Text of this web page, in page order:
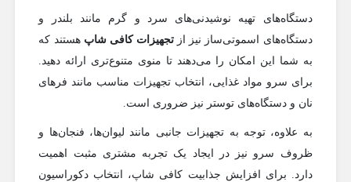
دستگاه‌های تهیه نوشیدنی‌های سرد و گرم مانند بلندر و
دستگاه‌های اسموتی‌ساز نیز از تجهیزات کافی شاپهستند که
به شما این امکان را می‌دهند تا منوی متنوع‌تری ارائه دهید.
برای سرو مواد غذایی، انتخاب تجهیزات مناسب مانند فرهای
نان و دستگاه‌های توستر نیز ضروری است.
به علاوه، توجه به تجهیزات جانبی مانند لیوان‌ها، فنجان‌ها و
ظروف سرو نیز در ایجاد یک تجربه مشتری مثبت اهمیت
دارد. برای افزایش جذابیت کافی شاپ، انتخاب دکوراسیون